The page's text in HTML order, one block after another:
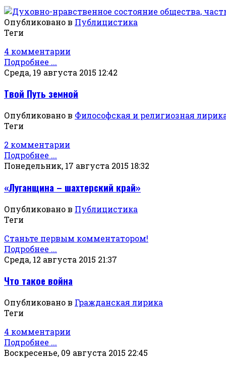
Опубликовано в Публицистика
Теги
4 комментарии
Подробнее ...
Среда, 19 августа 2015 12:42
Твой Путь земной
Опубликовано в Философская и религиозная
Теги
2 комментарии
Подробнее ...
Понедельник, 17 августа 2015 18:32
«Луганщина – шахтерский край»
Опубликовано в Публицистика
Теги
Станьте первым комментатором!
Подробнее ...
Среда, 12 августа 2015 21:37
Что такое война
Опубликовано в Гражданская лирика
Теги
4 комментарии
Подробнее ...
Воскресенье, 09 августа 2015 22:45